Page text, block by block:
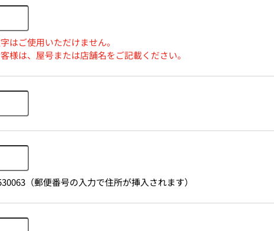
はご使用いただけません。
様は、屋号または店舗名をご記載ください。
（郵便番号の入力で住所が挿入されます）